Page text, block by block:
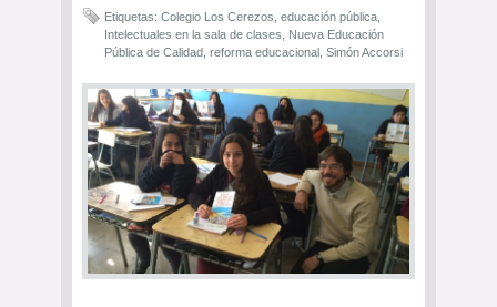
Etiquetas: Colegio Los Cerezos educación pública
Intelectuales en la sala de clases
Nueva Educación
Pública de Calidad reforma educacional Simón Accorsi